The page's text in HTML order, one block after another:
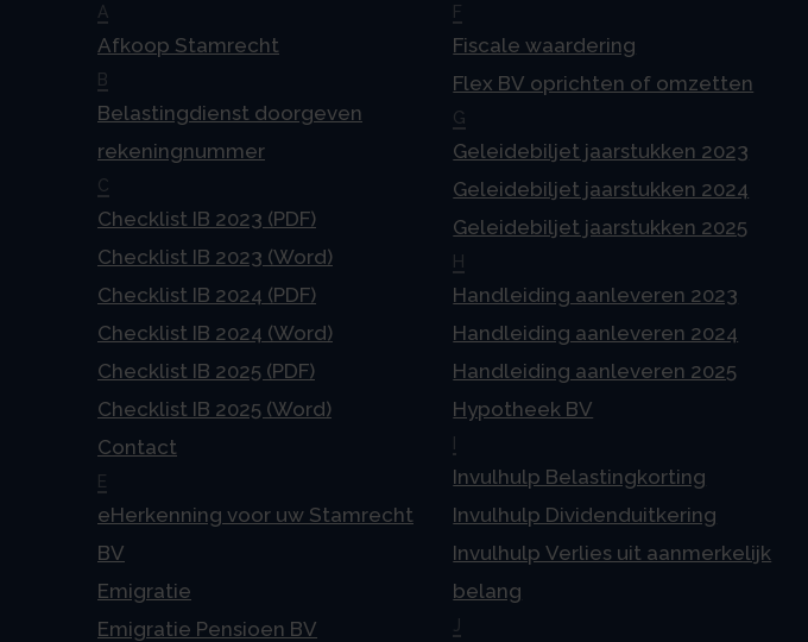
A
Afkoop Stamrecht
B
Belastingdienst doorgeven
rekeningnummer
C
Checklist IB 2023 (PDF)
Checklist IB 2023 (Word)
Checklist IB 2024 (PDF)
Checklist IB 2024 (Word)
Checklist IB 2025 (PDF)
Checklist IB 2025 (Word)
Contact
E
eHerkenning voor uw Stamrecht
BV
Emigratie
Emigratie Pensioen BV
F
Fiscale waardering
Flex BV oprichten of omzetten
G
Geleidebiljet jaarstukken 2023
Geleidebiljet jaarstukken 2024
Geleidebiljet jaarstukken 2025
H
Handleiding aanleveren 2023
Handleiding aanleveren 2024
Handleiding aanleveren 2025
Hypotheek BV
I
Invulhulp Belastingkorting
Invulhulp Dividenduitkering
Invulhulp Verlies uit aanmerkelijk
belang
J